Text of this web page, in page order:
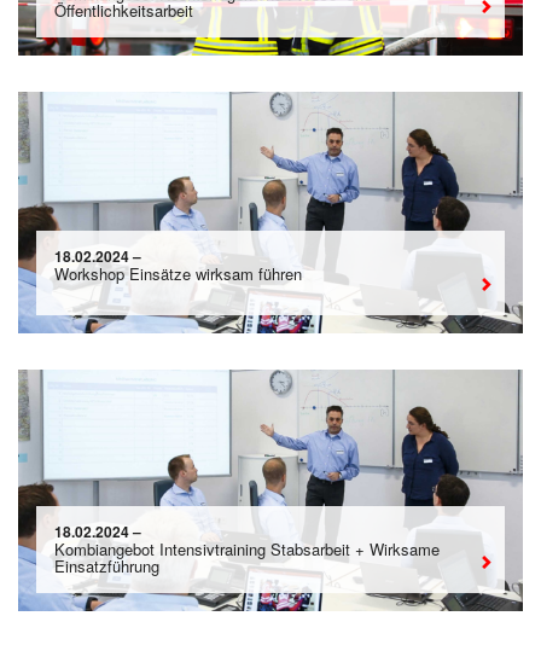
Öffentlichkeitsarbeit
18.02.2024 –
Workshop Einsätze wirksam führen
18.02.2024 –
Kombiangebot Intensivtraining Stabsarbeit + Wirksame
Einsatzführung